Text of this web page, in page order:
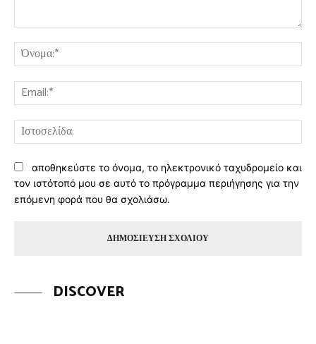
αποθηκεύστε το όνομα, το ηλεκτρονικό ταχυδρομείο και
τον ιστότοπό μου σε αυτό το πρόγραμμα περιήγησης για την
επόμενη φορά που θα σχολιάσω.
DISCOVER